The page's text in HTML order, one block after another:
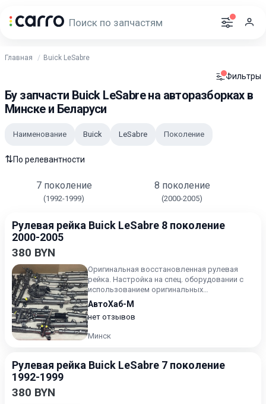
Главная Buick LeSabre
Фильтры
Бу запчасти Buick LeSabre на авторазборках в
Минске и Беларуси
Наименование Buick LeSabre Поколение
⇅По релевантности
7 поколение
(1992-1999)
8 поколение
(2000-2005)
Рулевая рейка Buick LeSabre 8 поколение
2000-2005
380 BYN
Оригинальная восстановленная рулевая
рейка. Настройка на спец. оборудовании с
использованием оригинальных
комплектующих. Цена с зачётом ваше...
АвтоХаб-М
нет отзывов
Минск
Рулевая рейка Buick LeSabre 7 поколение
1992-1999
380 BYN